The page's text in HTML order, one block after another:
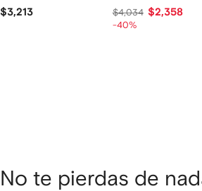
$3,213 $4,034 $2,358
-40%
No te pierdas de